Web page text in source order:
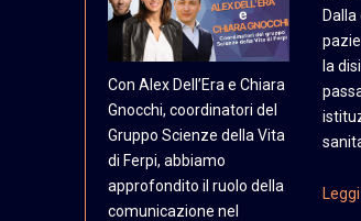
Con Alex Dell’Era e Chiara
Gnocchi, coordinatori del
Gruppo Scienze della Vita
di Ferpi, abbiamo
approfondito il ruolo della
comunicazione nel
la